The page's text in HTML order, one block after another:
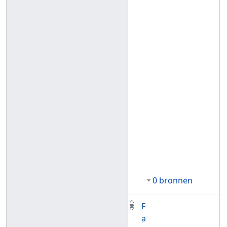
0 bronnen
F
a